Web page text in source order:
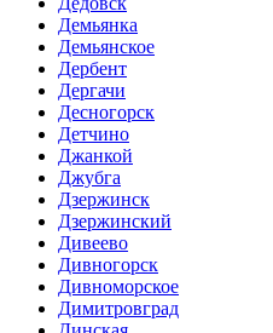
Демьянка
Демьянское
Дербент
Дергачи
Десногорск
Детчино
Джанкой
Джубга
Дзержинск
Дзержинский
Дивеево
Дивногорск
Дивноморское
Димитровград